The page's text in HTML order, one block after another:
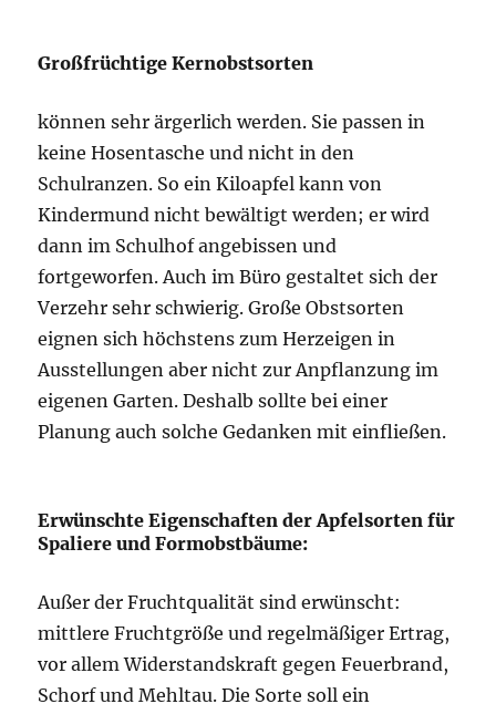
Großfrüchtige Kernobstsorten
können sehr ärgerlich werden. Sie passen in
keine Hosentasche und nicht in den
Schulranzen. So ein Kiloapfel kann von
Kindermund nicht bewältigt werden; er wird
dann im Schulhof angebissen und
fortgeworfen. Auch im Büro gestaltet sich der
Verzehr sehr schwierig. Große Obstsorten
eignen sich höchstens zum Herzeigen in
Ausstellungen aber nicht zur Anpflanzung im
eigenen Garten. Deshalb sollte bei einer
Planung auch solche Gedanken mit einfließen.
Erwünschte Eigenschaften der Apfelsorten für
Spaliere und Formobstbäume:
Außer der Fruchtqualität sind erwünscht:
mittlere Fruchtgröße und regelmäßiger Ertrag,
vor allem Widerstandskraft gegen Feuerbrand,
Schorf und Mehltau. Die Sorte soll ein